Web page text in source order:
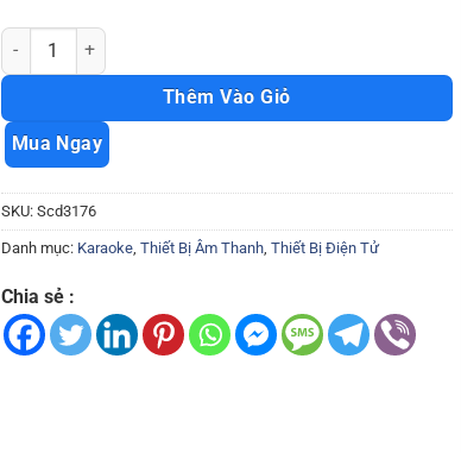
Loa karaoke MN03 kèm micro Scd3176 số lượng
Thêm Vào Giỏ
Mua Ngay
SKU: Scd3176
Danh mục: Karaoke, Thiết Bị Âm Thanh, Thiết Bị Điện Tử
Chia sẻ :